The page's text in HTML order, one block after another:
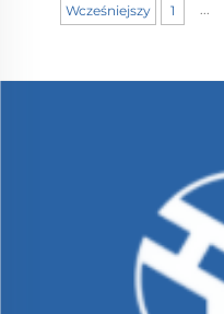
Wcześniejszy 1 ...